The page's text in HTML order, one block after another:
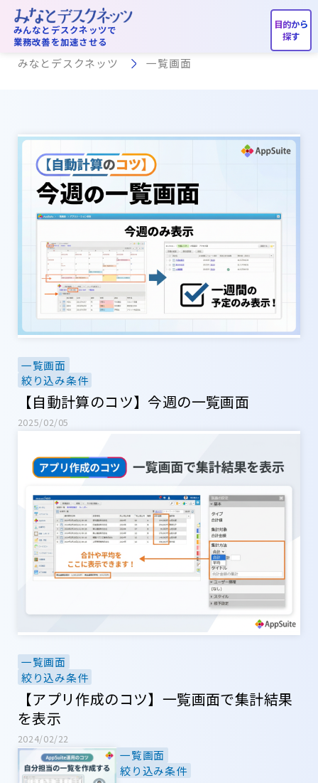
みんなとデスクネッツで
業務改善を加速させる
一覧画面
みなとデスクネッツ 一覧画面
一覧画面
絞り込み条件
【自動計算のコツ】今週の一覧画面
2025/02/05
一覧画面
絞り込み条件
【アプリ作成のコツ】一覧画面で集計結果
を表示
2024/02/22
一覧画面
絞り込み条件